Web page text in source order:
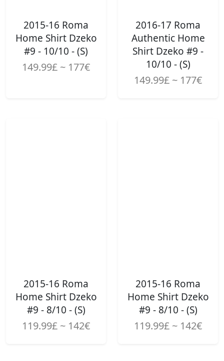
2015-16 Roma
Home Shirt Dzeko
#9 - 10/10 - (S)
149.99£ ~ 177€
2016-17 Roma
Authentic Home
Shirt Dzeko #9 -
10/10 - (S)
149.99£ ~ 177€
2015-16 Roma
Home Shirt Dzeko
#9 - 8/10 - (S)
119.99£ ~ 142€
2015-16 Roma
Home Shirt Dzeko
#9 - 8/10 - (S)
119.99£ ~ 142€